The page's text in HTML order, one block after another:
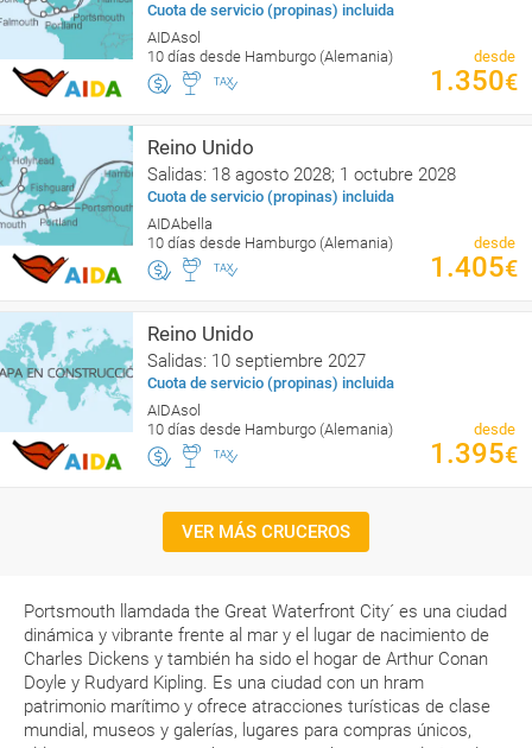
Cuota de servicio (propinas) incluida
AIDAsol
10 días desde Hamburgo (Alemania)
desde
1.350€
Reino Unido
Salidas: 18 agosto 2028; 1 octubre 2028
Cuota de servicio (propinas) incluida
AIDAbella
10 días desde Hamburgo (Alemania)
desde
1.405€
Reino Unido
Salidas: 10 septiembre 2027
Cuota de servicio (propinas) incluida
AIDAsol
10 días desde Hamburgo (Alemania)
desde
1.395€
VER MÁS CRUCEROS
Portsmouth llamdada the Great Waterfront City´ es una ciudad
dinámica y vibrante frente al mar y el lugar de nacimiento de
Charles Dickens y también ha sido el hogar de Arthur Conan
Doyle y Rudyard Kipling. Es una ciudad con un hram
patrimonio marítimo y ofrece atracciones turísticas de clase
mundial, museos y galerías, lugares para compras únicos,